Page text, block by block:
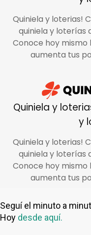
Seguí el minuto a
Hoy desde aquí.